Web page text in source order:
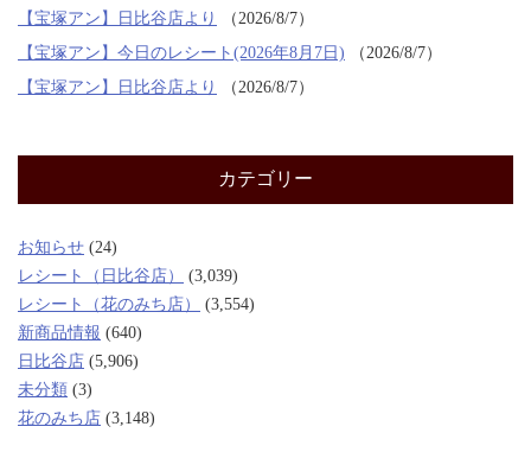
【宝塚アン】日比谷店より
2026/8/7
【宝塚アン】今日のレシート(2026年8月7日)
2026/8/7
【宝塚アン】日比谷店より
2026/8/7
カテゴリー
お知らせ (24)
レシート（日比谷店）
(3,039)
レシート（花のみち店）
(3,554)
新商品情報 (640)
日比谷店 (5,906)
未分類 (3)
花のみち店 (3,148)